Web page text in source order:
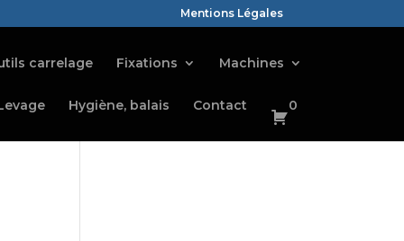
Mentions Légales
carrelage Fixations Machines
Hygiène, balais Contact 0